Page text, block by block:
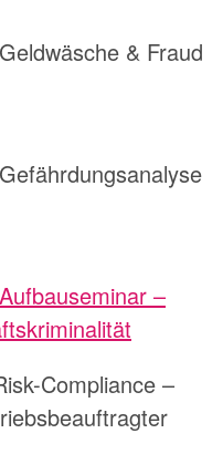
Geldwäsche & Fraud
Gefährdungsanalyse
Aufbauseminar –
Compliance –